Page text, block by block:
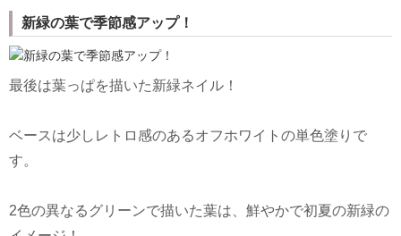
新緑の葉で季節感アップ！
最後は葉っぱを描いた新緑ネイル！
ベースは少しレトロ感のあるオフホワイトの単色塗りで
す。
2色の異なるグリーンで描いた葉は、鮮やかで初夏の新緑の